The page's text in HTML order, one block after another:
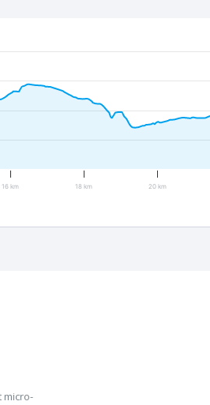
16 km 18 km 20 km